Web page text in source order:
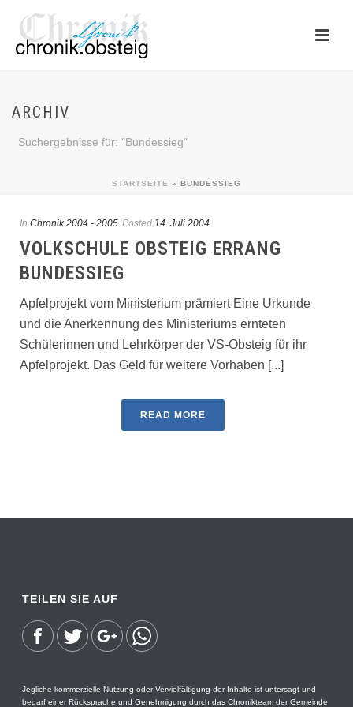
ARCHIV
Suchergebnisse für: "Bundessieg"
STARTSEITE » BUNDESSIEG
In Chronik 2004 - 2005 Posted 14. Juli 2004
VOLKSCHULE OBSTEIG ERRANG
BUNDESSIEG
Apfelprojekt vom Ministerium prämiert Eine Urkunde
und die Anerkennung des Ministeriums ernteten
Schülerinnen und Lehrkörper der VS-Obsteig für ihr
Apfelprojekt. Das Geld für weitere Vorhaben [...]
READ MORE
TEILEN SIE AUF
Jegliche kommerzielle Nutzung oder Vervielfältigung der Inhalte ist untersagt und
bedarf einer Rücksprache und Genehmigung durch das Chronikteam der Gemeinde